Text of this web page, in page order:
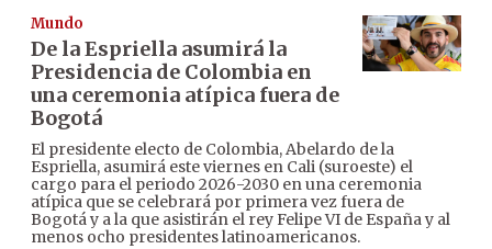
Mundo
De la Espriella asumirá la
Presidencia de Colombia en
una ceremonia atípica fuera de
Bogotá
El presidente electo de Colombia, Abelardo de la
Espriella, asumirá este viernes en Cali (suroeste) el
cargo para el periodo 2026-2030 en una ceremonia
atípica que se celebrará por primera vez fuera de
Bogotá y a la que asistirán el rey Felipe VI de España y al
menos ocho presidentes latinoamericanos.